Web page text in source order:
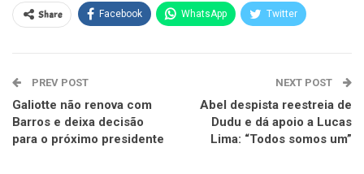
Share Facebook WhatsApp Twitter
PREV POST
Galiotte não renova com
Barros e deixa decisão
para o próximo presidente
NEXT POST
Abel despista reestreia de
Dudu e dá apoio a Lucas
Lima: “Todos somos um”